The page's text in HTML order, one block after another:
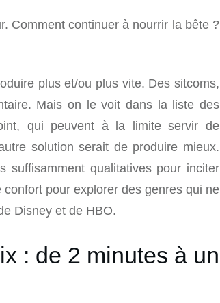
Comment continuer à nourrir la bête ?
plus et/ou plus vite. Des sitcoms,
Mais on le voit dans la liste des
qui peuvent à la limite servir de
solution serait de produire mieux.
suffisamment qualitatives pour inciter
pour explorer des genres qui ne
Disney et de HBO.
: de 2 minutes à un